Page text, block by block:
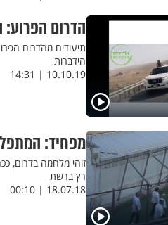
הדרום
תיעודים מהדרום
הידברות
10.10.19 | 14:31
מפחיד:
זוהי מלחמה בדרום,
רץ ברשת
18.07.18 | 00:10